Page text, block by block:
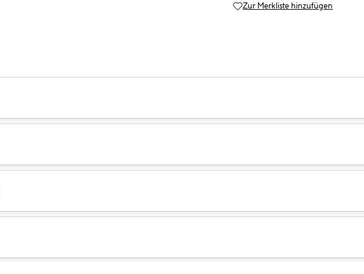
Zur Merkliste hinzufügen